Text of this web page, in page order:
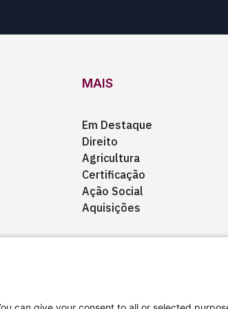
MAIS
Em Destaque
Direito
Agricultura
Certificação
Ação Social
Aquisições